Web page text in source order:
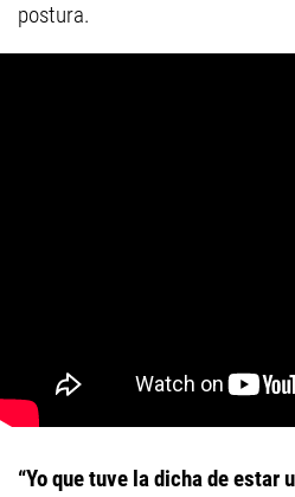
postura.
“Yo que tuve la dicha de estar